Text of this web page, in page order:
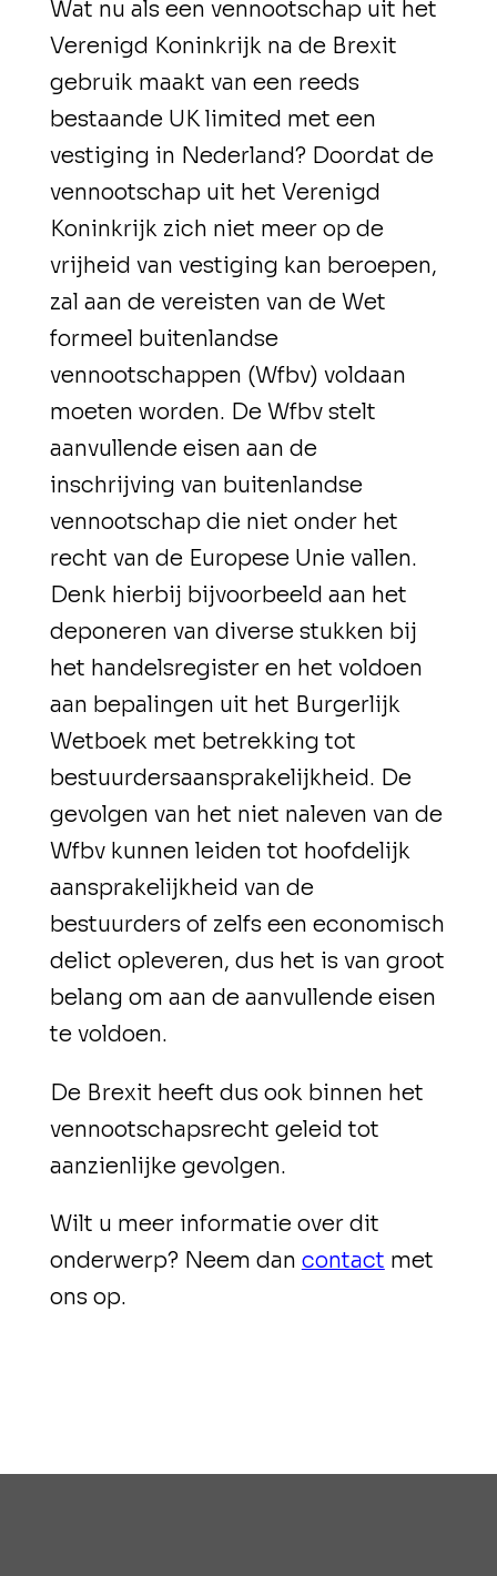
Wat nu als een vennootschap uit het
Verenigd Koninkrijk na de Brexit
gebruik maakt van een reeds
bestaande UK limited met een
vestiging in Nederland? Doordat de
vennootschap uit het Verenigd
Koninkrijk zich niet meer op de
vrijheid van vestiging kan beroepen,
zal aan de vereisten van de Wet
formeel buitenlandse
vennootschappen (Wfbv) voldaan
moeten worden. De Wfbv stelt
aanvullende eisen aan de
inschrijving van buitenlandse
vennootschap die niet onder het
recht van de Europese Unie vallen.
Denk hierbij bijvoorbeeld aan het
deponeren van diverse stukken bij
het handelsregister en het voldoen
aan bepalingen uit het Burgerlijk
Wetboek met betrekking tot
bestuurdersaansprakelijkheid. De
gevolgen van het niet naleven van de
Wfbv kunnen leiden tot hoofdelijk
aansprakelijkheid van de
bestuurders of zelfs een economisch
delict opleveren, dus het is van groot
belang om aan de aanvullende eisen
te voldoen.
De Brexit heeft dus ook binnen het
vennootschapsrecht geleid tot
aanzienlijke gevolgen.
Wilt u meer informatie over dit
onderwerp? Neem dan contact met
ons op.